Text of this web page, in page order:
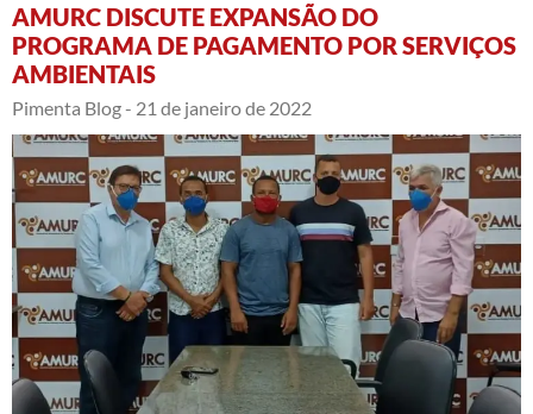
AMURC DISCUTE EXPANSÃO DO
PROGRAMA DE PAGAMENTO POR SERVIÇOS
AMBIENTAIS
Pimenta Blog - 21 de janeiro de 2022